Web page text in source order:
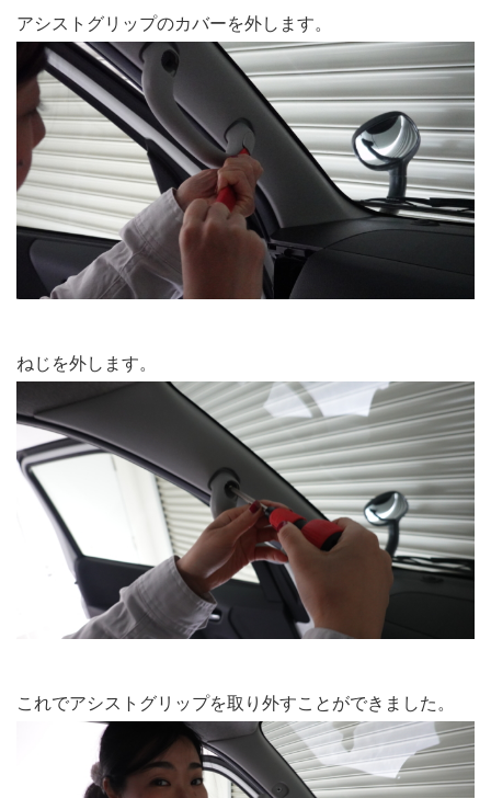
アシストグリップのカバーを外します。
ねじを外します。
これでアシストグリップを取り外すことができました。